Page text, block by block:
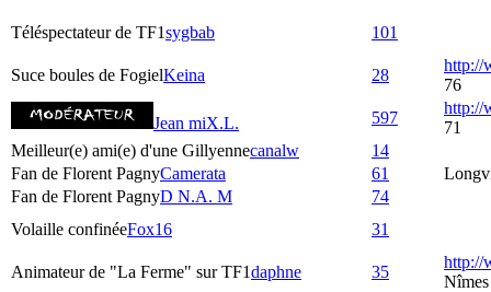
Téléspectateur de TF1sygbab 101
Suce boules de FogielKeina 28
http://
76
Jean miX.L. 597
http://
71
Meilleur(e) ami(e) d'une Gillyennecanalw
14
Fan de Florent PagnyCamerata 61
Fan de Florent PagnyD N.A. M
74
Volaille confinéeFox16 31
Animateur de "La Ferme" sur TF1daphne 35
http://
Nîmes